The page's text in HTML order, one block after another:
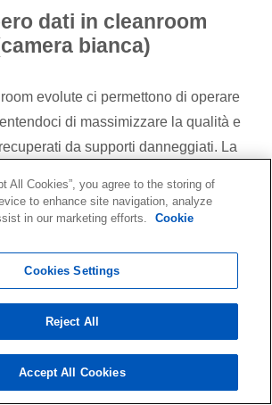
dati in cleanroom
bianca)
evolute ci permettono di operare
di massimizzare la qualità e
da supporti danneggiati. La
in sicurezza, senza rischiare
di dati dovuta a contaminazioni
Quando
Fa
All Cookies”, you agree to the storing of
to enhance site navigation, analyze
in our marketing efforts.
Cookie
Cookies Settings
Reject All
Accept All Cookies